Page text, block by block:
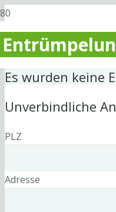
Es wurden keine
Unverbindliche
PLZ
Adresse